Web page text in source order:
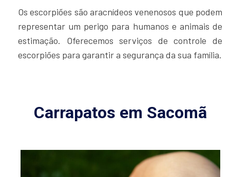
Os escorpiões são aracnídeos venenosos que podem
representar um perigo para humanos e animais de
estimação. Oferecemos serviços de controle de
escorpiões para garantir a segurança da sua família.
Carrapatos em Sacomã